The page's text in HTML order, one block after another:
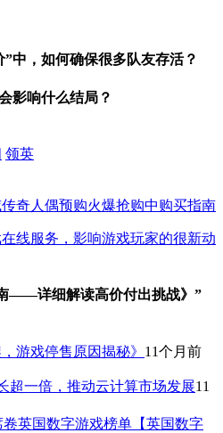
中，如何确保很多队友存活？
影响什么结局？
领英
奇人偶预购火爆抢购中购买指南
线服务，影响游戏玩家的很新动
——详细解读高价付出挑战》”
游戏停售原因揭秘》 11个月前
超一倍，推动云计算市场发展11
英国数字游戏榜单【英国数字